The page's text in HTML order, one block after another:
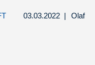
03.03.2022 |
Olaf